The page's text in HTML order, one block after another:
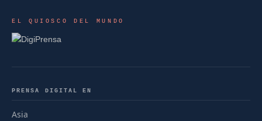
EL QUIOSCO DEL MUNDO
PRENSA DIGITAL EN
Asia